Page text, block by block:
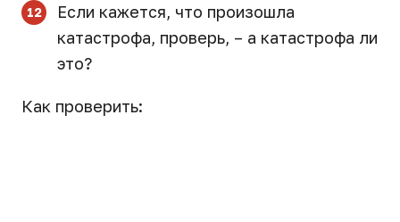
Если кажется, что произошла
катастрофа, проверь, – а катастрофа ли
это?
Как проверить: